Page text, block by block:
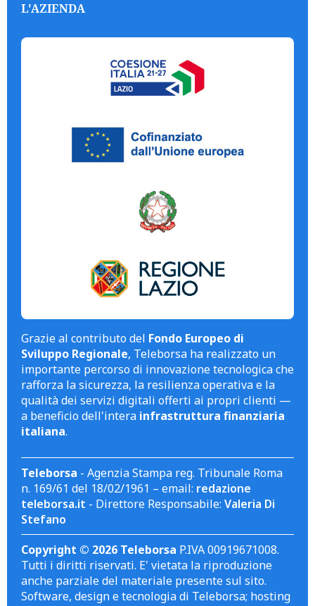
L'AZIENDA
Grazie al contributo del Fondo Europeo di
Sviluppo Regionale, Teleborsa ha realizzato un
importante percorso di innovazione tecnologica che
rafforza la sicurezza, la resilienza operativa e la
qualità dei servizi digitali offerti ai propri clienti —
a beneficio dell'intera infrastruttura finanziaria
italiana.
Teleborsa - Agenzia Stampa reg. Tribunale Roma
n. 169/61 del 18/02/1961 – email: redazione
teleborsa.it - Direttore Responsabile: Valeria Di
Stefano
Copyright © 2026 Teleborsa P.IVA 00919671008.
Tutti i diritti riservati. E' vietata la riproduzione
anche parziale del materiale presente sul sito.
Software, design e tecnologia di Teleborsa; hosting